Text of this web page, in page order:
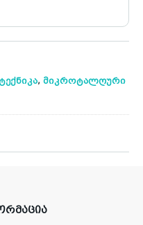
, მიკროტალღური